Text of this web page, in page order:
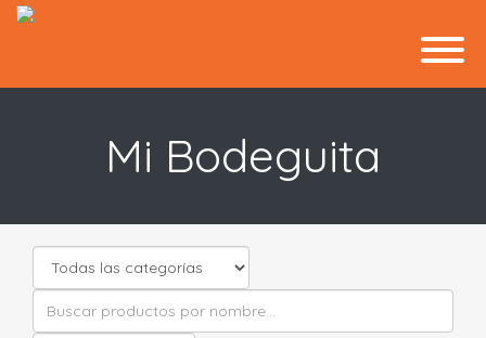
Mi Bodeguita